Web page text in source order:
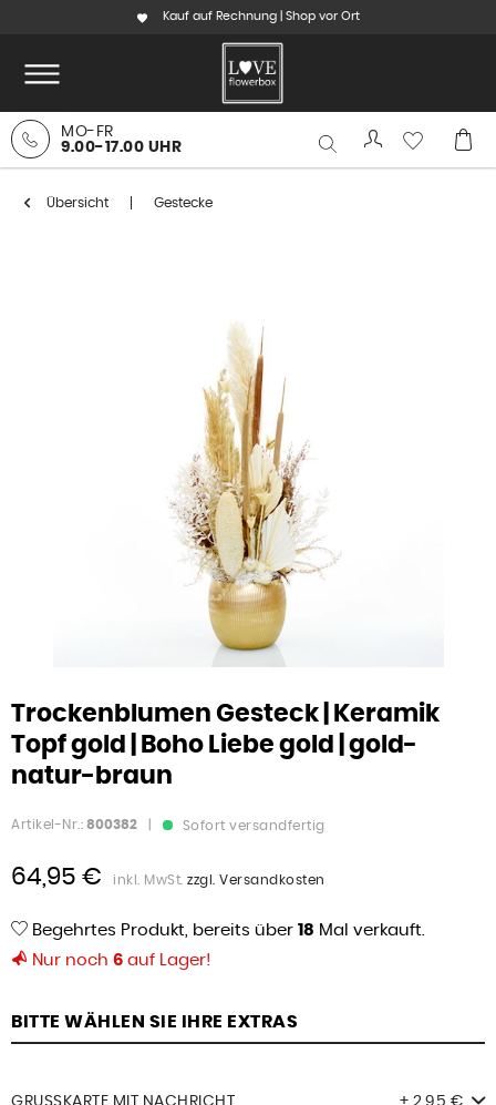
Kauf auf Rechnung | Shop vor Ort
MO-FR
9.00-17.00 UHR
Übersicht Gestecke
Trockenblumen Gesteck | Keramik
Topf gold | Boho Liebe gold | gold-
natur-braun
Artikel-Nr.: 800382 Sofort versandfertig
64,95 € inkl. MwSt. zzgl. Versandkosten
Begehrtes Produkt, bereits über 18 Mal verkauft.
Nur noch 6 auf Lager!
BITTE WÄHLEN SIE IHRE EXTRAS
GRUSSKARTE MIT NACHRICHT + 2,95 €